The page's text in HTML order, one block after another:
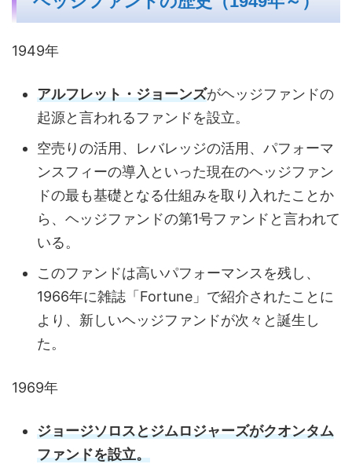
1949年
アルフレット・ジョーンズがヘッジファンドの
起源と言われるファンドを設立。
空売りの活用、レバレッジの活用、パフォーマ
ンスフィーの導入といった現在のヘッジファン
ドの最も基礎となる仕組みを取り入れたことか
ら、ヘッジファンドの第1号ファンドと言われて
いる。
このファンドは高いパフォーマンスを残し、
1966年に雑誌「Fortune」で紹介されたことに
より、新しいヘッジファンドが次々と誕生し
た。
1969年
ジョージソロスとジムロジャーズがクオンタム
ファンドを設立。